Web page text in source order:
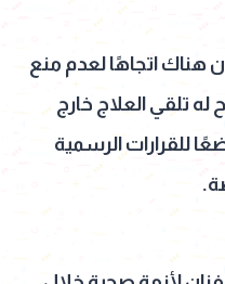
هناك اتجاهًا لعدم منع
تلقي العلاج خارج
للقرارات الرسمية